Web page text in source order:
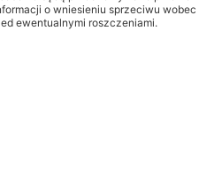
o wniesieniu sprzeciwu
ewentualnymi roszczeniami.